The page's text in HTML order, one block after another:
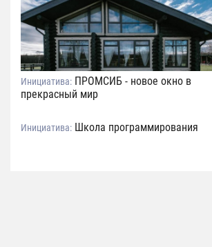
Инициатива: ПРОМСИБ - новое окно в
прекрасный мир
Инициатива: Школа программирования